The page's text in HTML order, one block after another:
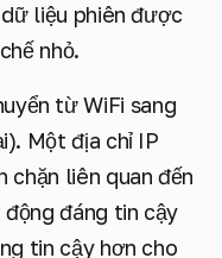
liệu phiên được
nhỏ.
từ WiFi sang
Một địa chỉ IP
chặn liên quan đến
đáng tin cậy
tin cậy hơn cho